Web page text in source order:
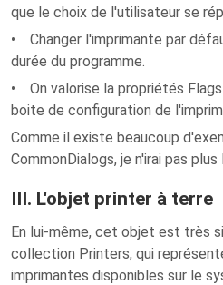
que le choix de l'utilisateur se
• Changer l'imprimante par
durée du programme.
• On valorise la propriétés
boite de configuration de
Comme il existe beaucoup
CommonDialogs, je n'irai pas plus
III. L'objet printer à terre
En lui-même, cet objet est très
collection Printers, qui
imprimantes disponibles sur le